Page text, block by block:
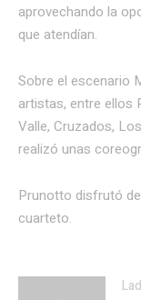
aprovechando la
que atendían.
Sobre el escenario
artistas, entre ellos
Valle, Cruzados,
realizó unas
Prunotto disfrutó
cuarteto.